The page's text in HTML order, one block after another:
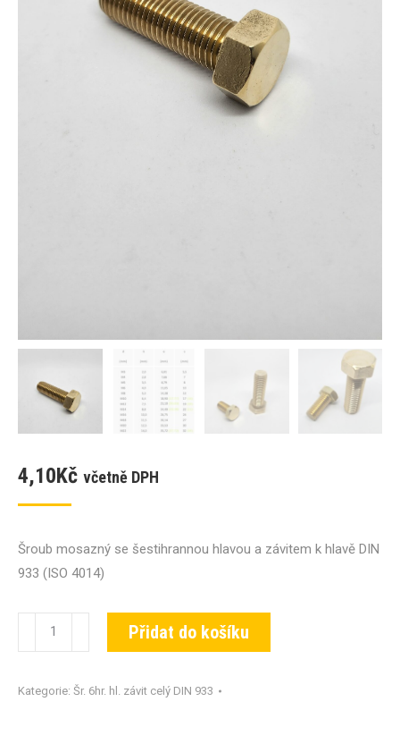
4,10Kč včetně DPH
Šroub mosazný se šestihrannou hlavou a závitem k hlavě DIN
933 (ISO 4014)
MS-
Přidat do košíku
Kategorie: Šr. 6hr. hl. závit celý DIN 933